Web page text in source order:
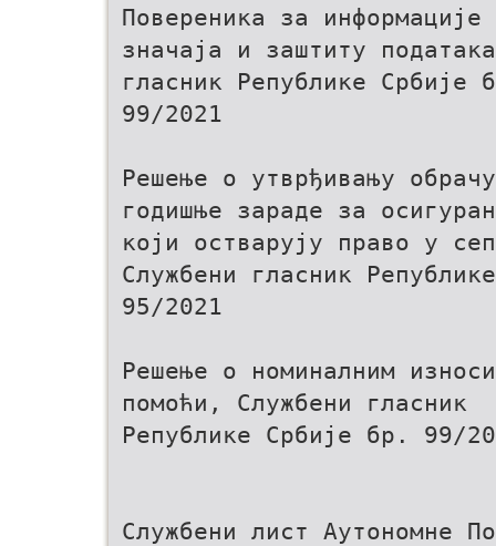
Повереника за
значаја и заштиту
гласник Републике Србије
99/2021
Решење о утврђивању
годишње зараде за
који остварују право у
Службени гласник
95/2021
Решење о номиналним
помоћи, Службени гласник
Републике Србије бр. 99/
Службени лист Аутономне